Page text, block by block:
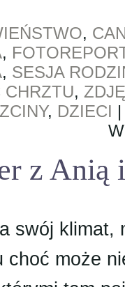
,
,
, SESJA
CHRZTU,
, DZIECI
z Anią
swój
może